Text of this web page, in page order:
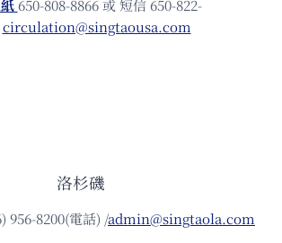
650-808-8866 或 短信 650-822-
circulation@singtaousa.com
洛杉磯
956-8200(電話) /admin@singtaola.com